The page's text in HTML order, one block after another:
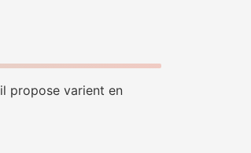
propose varient en